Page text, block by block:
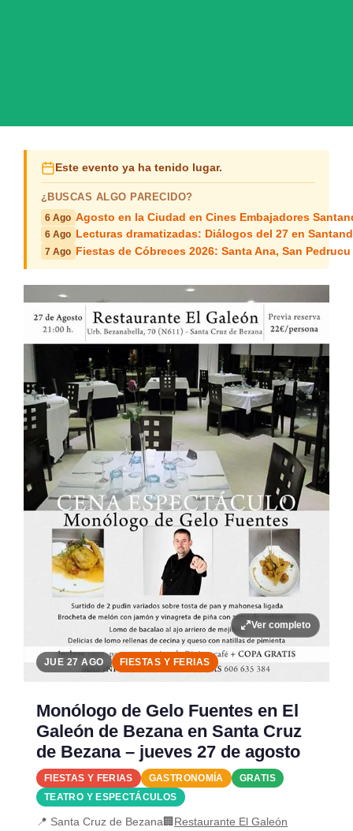
Este evento ya ha tenido lugar.
¿BUSCAS ALGO PARECIDO?
6 Ago Agosto en la Ciudad en Cines Embajadores
6 Ago Lecturas dramatizadas: Diálogos del 27 en
7 Ago Fiestas de Cóbreces 2026: Santa Ana, San
Ver completo
JUE 27 AGO FIESTAS Y FERIAS
Monólogo de Gelo Fuentes en El
Galeón de Bezana en Santa Cruz
de Bezana – jueves 27 de agosto
FIESTAS Y FERIAS GASTRONOMÍA
GRATIS
TEATRO Y ESPECTÁCULOS
📍 Santa Cruz de Bezana🏢 Restaurante El Galeón